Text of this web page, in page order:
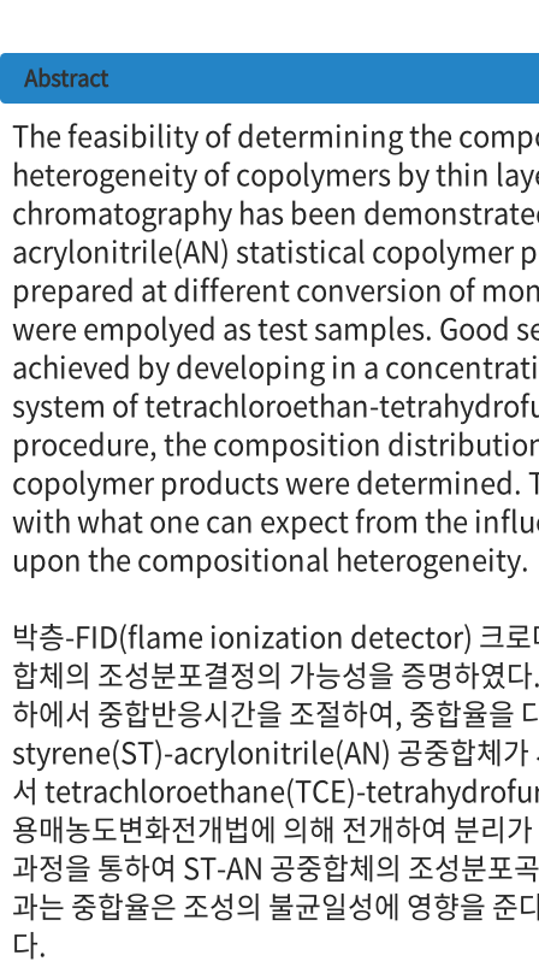
Abstract
The feasibility of determining the
heterogeneity of copolymers by thin
chromatography has been
acrylonitrile(AN) statistical copolymer
prepared at different conversion of
were empolyed as test samples. Good
achieved by developing in a
system of tetrachloroethan-
procedure, the composition
copolymer products were determined.
with what one can expect from the
upon the compositional heterogeneity.
박층-FID(flame ionization detector) 크로
합체의 조성분포결정의 가능성을 증명하였
하에서 중합반응시간을 조절하여, 중합율을
styrene(ST)-acrylonitrile(AN) 공중합체가
서 tetrachloroethane(TCE)-
용매농도변화전개법에 의해 전개하여 분리
과정을 통하여 ST-AN 공중합체의 조성분포
과는 중합율은 조성의 불균일성에 영향을 준
다.